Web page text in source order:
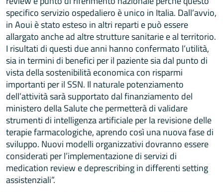
specifico servizio ospedaliero è unico in Italia. Dall’avvio,
in Aoui è stato esteso in altri reparti e può essere
allargato anche ad altre strutture sanitarie e al territorio.
I risultati di questi due anni hanno confermato l’utilità,
sia in termini di benefici per il paziente sia dal punto di
vista della sostenibilità economica con risparmi
importanti per il SSN. Il naturale potenziamento
dell’attività sarà supportato dal finanziamento del
ministero della Salute che permetterà di validare
strumenti di intelligenza artificiale per la revisione delle
terapie farmacologiche, aprendo così una nuova fase di
sviluppo. Nuovi modelli organizzativi dovranno essere
considerati per l’implementazione di servizi di
medication review e deprescribing in differenti setting
assistenziali”.